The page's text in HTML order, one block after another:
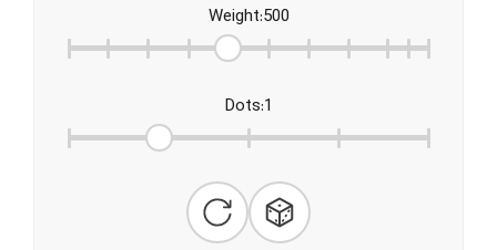
Weight:500
Dots:1